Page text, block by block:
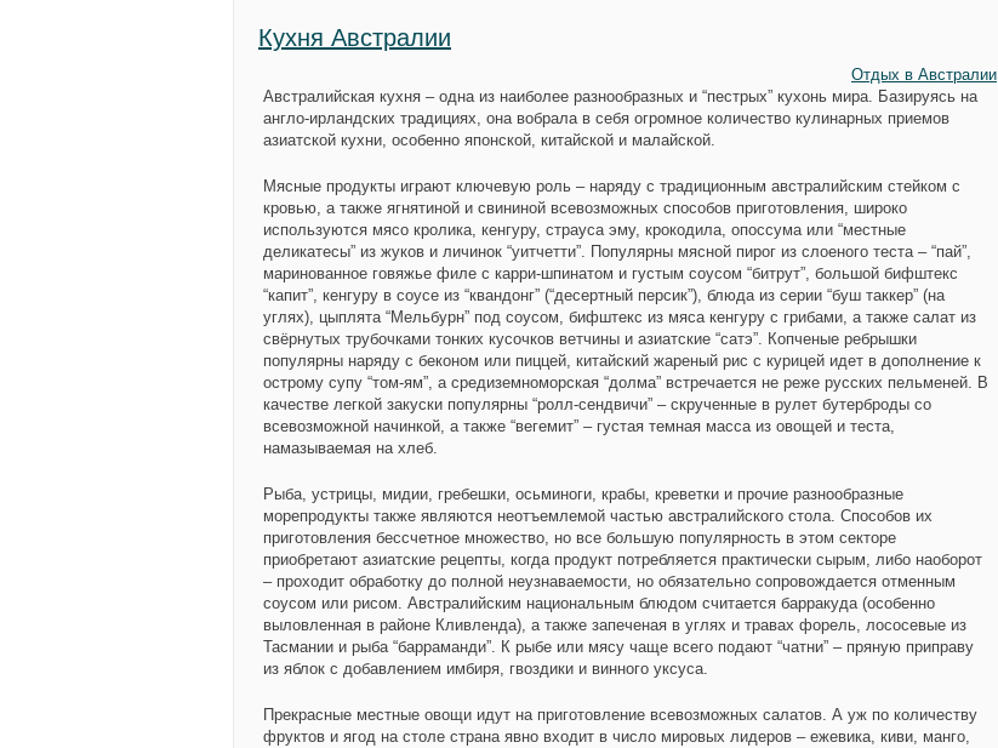
Кухня Австралии
Отдых в Австралии
Австралийская кухня – одна из наиболее разнообразных и “пестрых” кухонь мира. Базируясь на
англо-ирландских традициях, она вобрала в себя огромное количество кулинарных приемов
азиатской кухни, особенно японской, китайской и малайской.
Мясные продукты играют ключевую роль – наряду с традиционным австралийским стейком с
кровью, а также ягнятиной и свининой всевозможных способов приготовления, широко
используются мясо кролика, кенгуру, страуса эму, крокодила, опоссума или “местные
деликатесы” из жуков и личинок “уитчетти”. Популярны мясной пирог из слоеного теста – “пай”,
маринованное говяжье филе с карри-шпинатом и густым соусом “битрут”, большой бифштекс
“капит”, кенгуру в соусе из “квандонг” (“десертный персик”), блюда из серии “буш таккер” (на
углях), цыплята “Мельбурн” под соусом, бифштекс из мяса кенгуру с грибами, а также салат из
свёрнутых трубочками тонких кусочков ветчины и азиатские “сатэ”. Копченые ребрышки
популярны наряду с беконом или пиццей, китайский жареный рис с курицей идет в дополнение к
острому супу “том-ям”, а средиземноморская “долма” встречается не реже русских пельменей. В
качестве легкой закуски популярны “ролл-сендвичи” – скрученные в рулет бутерброды со
всевозможной начинкой, а также “вегемит” – густая темная масса из овощей и теста,
намазываемая на хлеб.
Рыба, устрицы, мидии, гребешки, осьминоги, крабы, креветки и прочие разнообразные
морепродукты также являются неотъемлемой частью австралийского стола. Способов их
приготовления бессчетное множество, но все большую популярность в этом секторе
приобретают азиатские рецепты, когда продукт потребляется практически сырым, либо наоборот
– проходит обработку до полной неузнаваемости, но обязательно сопровождается отменным
соусом или рисом. Австралийским национальным блюдом считается барракуда (особенно
выловленная в районе Кливленда), а также запеченая в углях и травах форель, лососевые из
Тасмании и рыба “барраманди”. К рыбе или мясу чаще всего подают “чатни” – пряную приправу
из яблок с добавлением имбиря, гвоздики и винного уксуса.
Прекрасные местные овощи идут на приготовление всевозможных салатов. А уж по количеству
фруктов и ягод на столе страна явно входит в число мировых лидеров – ежевика, киви, манго,